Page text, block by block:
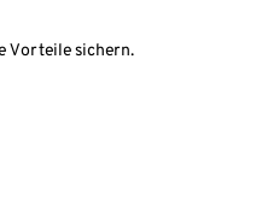
Vorteile sichern.